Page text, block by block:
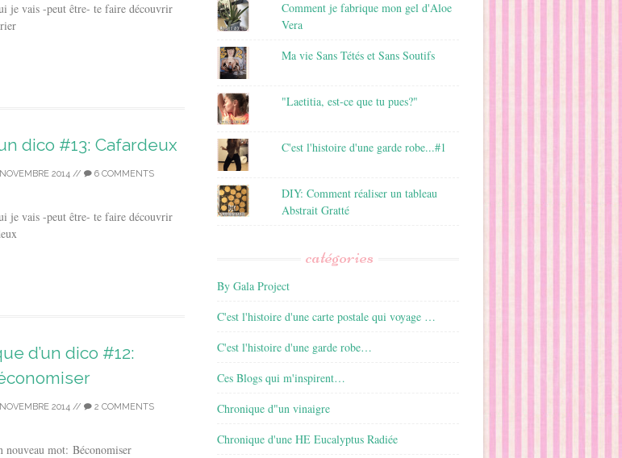
je vais -peut être- te faire découvrir
dico #13: Cafardeux
2014 // 6 COMMENTS
je vais -peut être- te faire découvrir
d’un dico #12:
2014 // 2 COMMENTS
mot: Béconomiser
Comment je fabrique mon gel d'Aloe
Vera
Ma vie Sans Tétés et Sans Soutifs
"Laetitia, est-ce que tu pues?"
C'est l'histoire d'une garde robe...#1
DIY: Comment réaliser un tableau
Abstrait Gratté
catégories
By Gala Project
C'est l'histoire d'une carte postale qui voyage …
C'est l'histoire d'une garde robe…
Ces Blogs qui m'inspirent…
Chronique d"un vinaigre
Chronique d'une HE Eucalyptus Radiée